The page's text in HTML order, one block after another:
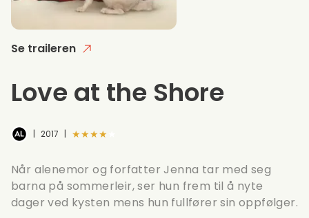
Se traileren
Love at the Shore
| 2017 | ★★★★★
Når alenemor og forfatter Jenna tar med seg
barna på sommerleir, ser hun frem til å nyte
dager ved kysten mens hun fullfører sin oppfølger.